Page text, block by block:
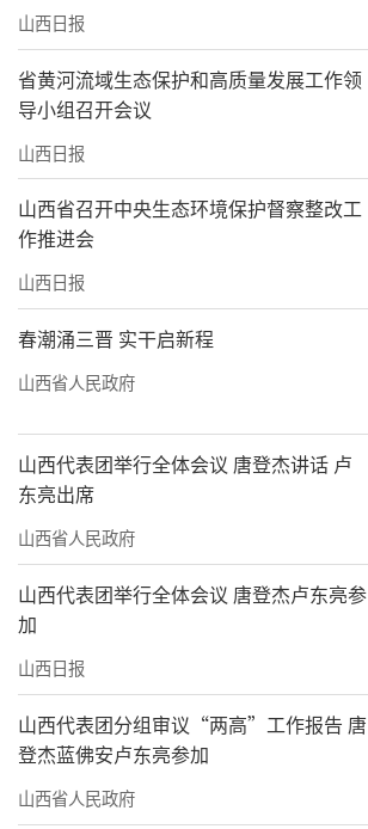
山西日报
省黄河流域生态保护和高质量发展工作领
导小组召开会议
山西日报
山西省召开中央生态环境保护督察整改工
作推进会
山西日报
春潮涌三晋 实干启新程
山西省人民政府
山西代表团举行全体会议 唐登杰讲话 卢
东亮出席
山西省人民政府
山西代表团举行全体会议 唐登杰卢东亮参
加
山西日报
山西代表团分组审议“两高”工作报告 唐
登杰蓝佛安卢东亮参加
山西省人民政府